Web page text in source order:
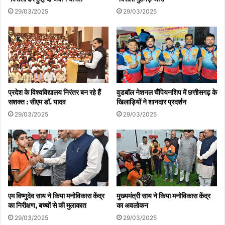
आधार
पेन कार्ड के नाम पर बीजेपी नरेन्द्र मोदी आम जनों को लूटना बन्द
29/03/2025 29/03/2025
प्रदेश के विश्वविद्यालय निरंतर बन रहे हैं
सशक्त : सीएम डॉ. यादव
29/03/2025
वुडबॉल नेशनल चैंपियनशिप में छत्तीसगढ़ के
खिलाड़ियों ने शानदार प्रदर्शन
29/03/2025
एम विष्णुदेव साय ने किया मनोविकास केंद्र
का निरीक्षण, बच्चों से की मुलाकात
29/03/2025
मुख्यमंत्री साय ने किया मनोविकास केंद्र
का अवलोकन
29/03/2025